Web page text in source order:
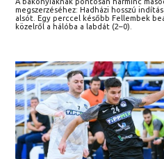
A bakonyiaknak pontosan harminc
megszerzéséhez: Hadházi hosszú
alsót. Egy perccel később Fellembek
közelről a hálóba a labdát (2–0).